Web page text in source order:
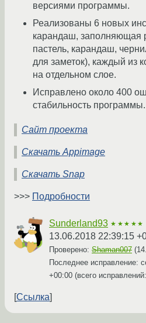
версиями программы.
Реализованы 6 новых
карандаш, заполняющая
пастель, карандаш,
для заметок), каждый из
на отдельном слое.
Исправлено около 400
стабильность программы.
Сайт проекта
Скачать Appimage
Скачать Snap
>>> Подробности
Sunderland93 ★★★★★
13.06.2018 22:39:15
Проверено: Shaman007 (
Последнее исправление:
+00:00 (всего
Ссылка